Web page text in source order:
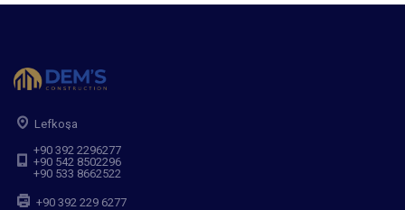
Lefkoşa
+90 392 2296277
+90 542 8502296
+90 533 8662522
+90 392 229 6277